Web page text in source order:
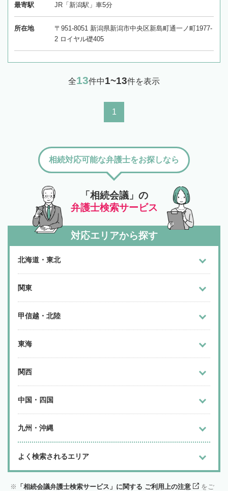
最寄駅 JR「新潟駅」車5分
所在地
〒951-8051 新潟県新潟市中央区新島町通一ノ町1977-
2 ロイヤル礎405
全13件中1~13件を表示
1
「相続会議」の
弁護士検索サービス
相続対応可能な弁護士をお探しなら
対応エリアから探す
北海道・東北
関東
甲信越・北陸
東海
関西
中国・四国
九州・沖縄
よく検索されるエリア
「相続会議弁護士検索サービス」に関する ご利用上の注意 をご